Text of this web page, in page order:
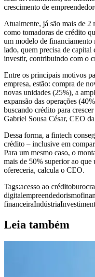
crescimento de
Atualmente, já são mais de 2
como tomadoras de crédito
um modelo de
lado, quem precisa de
investir, contribuindo com o
Entre os principais motivos
empresa, estão: compra de
novas unidades (25%), a
expansão das operações
buscando crédito para
Gabriel Sousa César, CEO
Dessa forma, a fintech
crédito – inclusive em
Para um mesmo caso, o
mais de 50% superior ao
ofereceria, calcula o CEO.
Tags:acesso ao crédito
digitalempreendedorismo
financeiraIndústria
Leia também